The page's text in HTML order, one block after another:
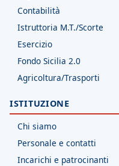
Contabilità
Istruttoria M.T./Scorte
Esercizio
Fondo Sicilia 2.0
Agricoltura/Trasporti
ISTITUZIONE
Chi siamo
Personale e contatti
Incarichi e patrocinanti